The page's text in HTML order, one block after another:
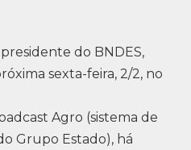
do BNDES,
sexta-feira, 2/2, no
Agro (sistema de
Grupo Estado), há